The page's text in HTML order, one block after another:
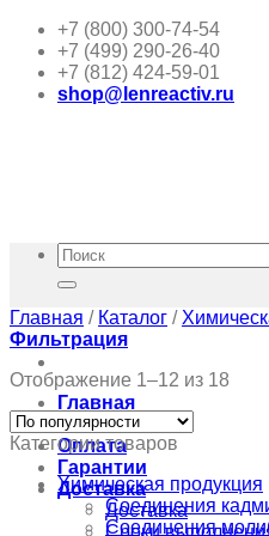
Skip
content
+7 (800) 300-74-54
+7 (499) 290-26-40
+7 (812) 424-59-01
shop@lenreactiv.ru
Главная
Каталог
Оплата
Гарантии
Доставка
Доставка
Сроки
Искать:
Главная / Каталог /
Фильтрация
Отображение 1–12 из 18
Категории товаров
Химическая продукция
Соединения
Соединения